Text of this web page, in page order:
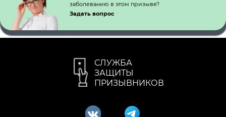
заболеванию в этом призыве?
Задать вопрос
СЛУЖБА
ЗАЩИТЫ
ПРИЗЫВНИКОВ